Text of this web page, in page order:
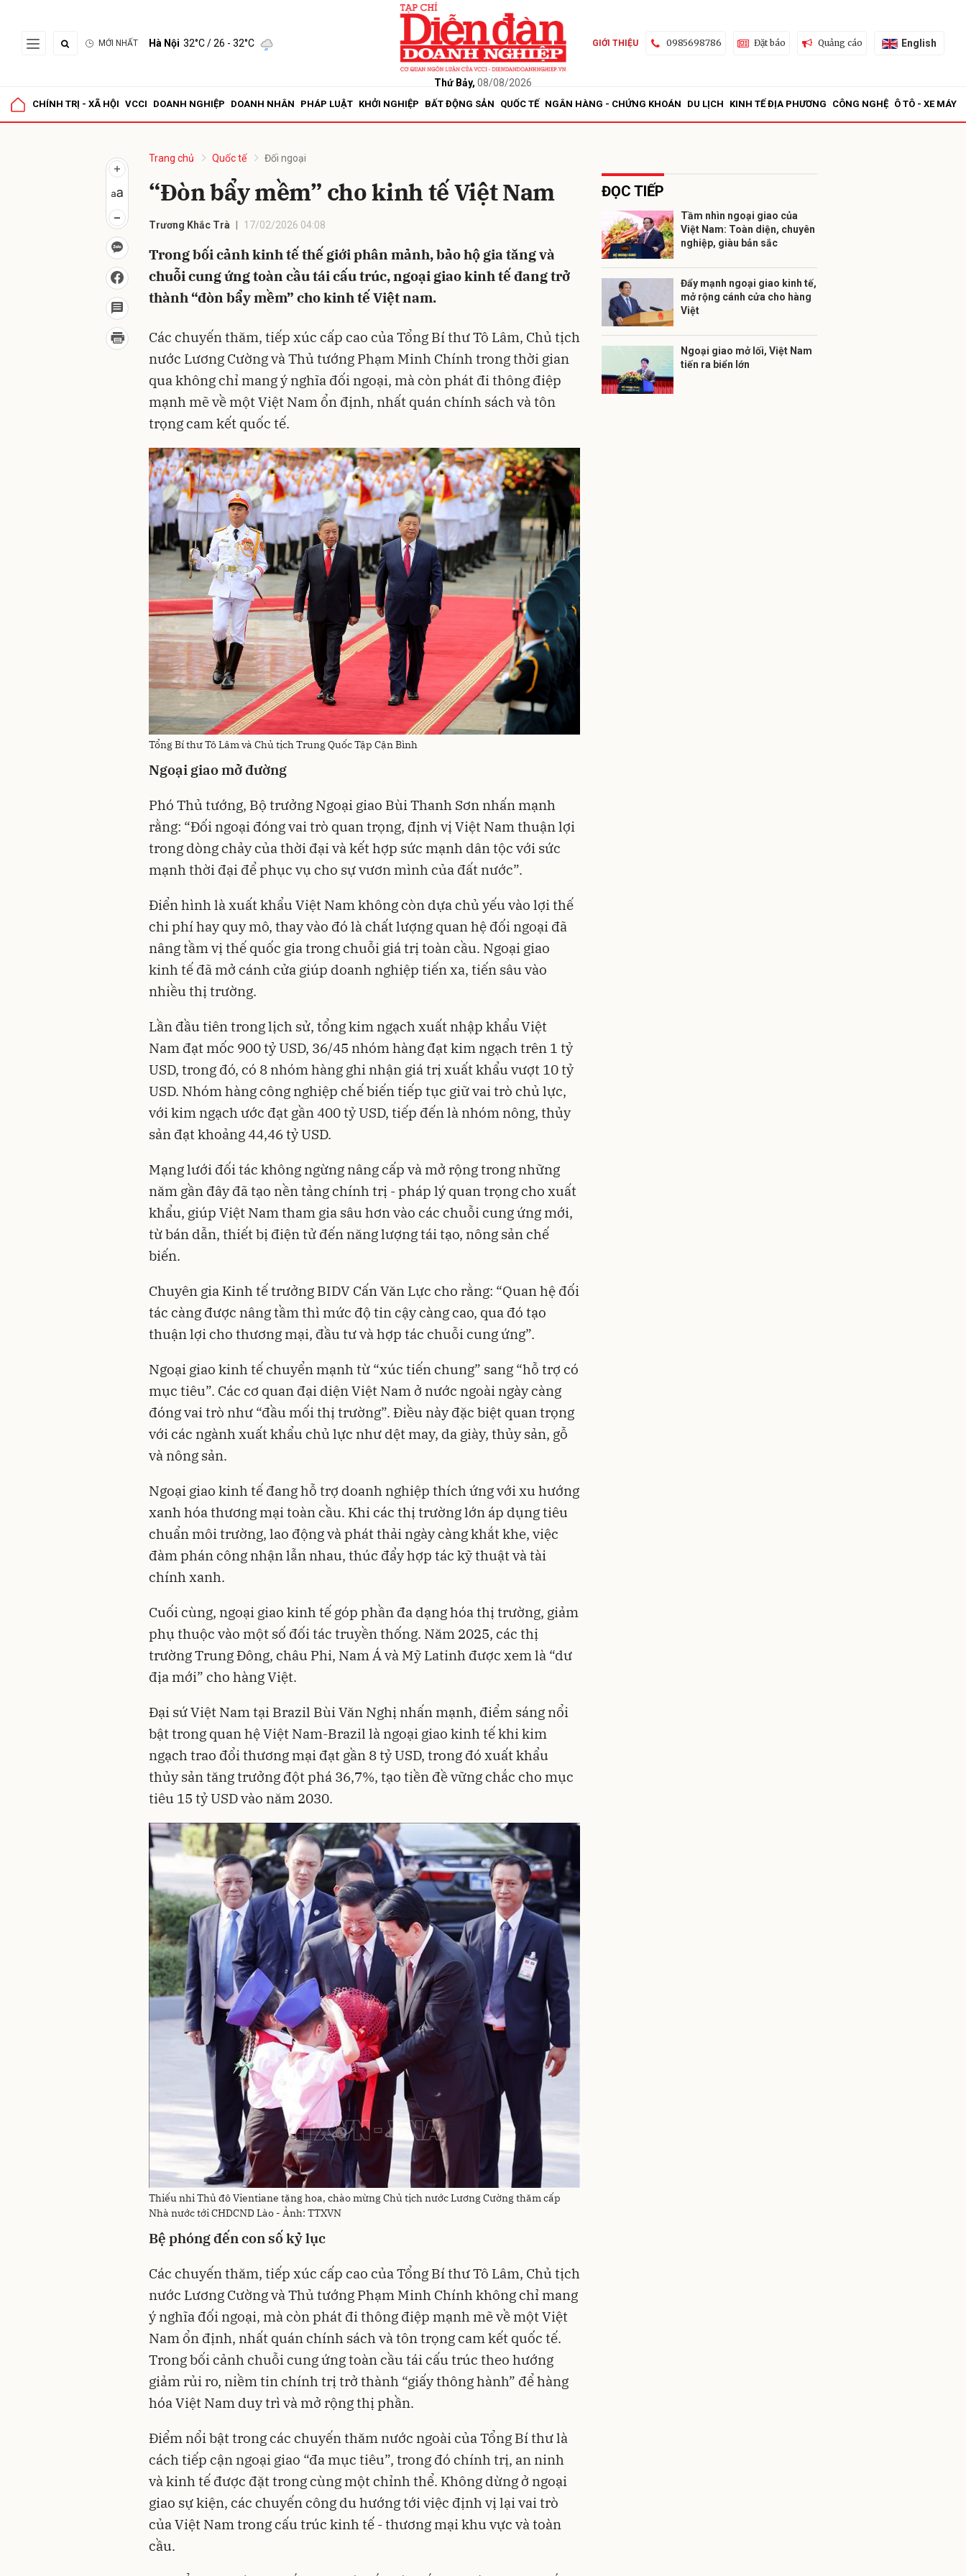
MỚI NHẤT Hà Nội 32°C/ 26 - 32°C
Thứ Bảy, 08/08/2026
GIỚI THIỆU 0985698786 Đặt báo Quảng cáo English
CHÍNH TRỊ - XÃ HỘI VCCI DOANH NGHIỆP DOANH NHÂN PHÁP LUẬT KHỞI NGHIỆP BẤT ĐỘNG SẢN QUỐC TẾ NGÂN HÀNG - CHỨNG KHOÁN DU LỊCH KINH TẾ ĐỊA PHƯƠNG CÔNG NGHỆ Ô TÔ - XE MÁY
Trang chủ Quốc tế Đối ngoại
“Đòn bẩy mềm” cho kinh tế Việt Nam
Trương Khắc Trà 17/02/2026 04:08
Trong bối cảnh kinh tế thế giới phân mảnh, bảo hộ gia tăng và
chuỗi cung ứng toàn cầu tái cấu trúc, ngoại giao kinh tế đang trở
thành “đòn bẩy mềm” cho kinh tế Việt nam.
Các chuyến thăm, tiếp xúc cấp cao của Tổng Bí thư Tô Lâm, Chủ tịch
nước Lương Cường và Thủ tướng Phạm Minh Chính trong thời gian
qua không chỉ mang ý nghĩa đối ngoại, mà còn phát đi thông điệp
mạnh mẽ về một Việt Nam ổn định, nhất quán chính sách và tôn
trọng cam kết quốc tế.
Tổng Bí thư Tô Lâm và Chủ tịch Trung Quốc Tập Cận Bình
Ngoại giao mở đường
Phó Thủ tướng, Bộ trưởng Ngoại giao Bùi Thanh Sơn nhấn mạnh
rằng: “Đối ngoại đóng vai trò quan trọng, định vị Việt Nam thuận lợi
trong dòng chảy của thời đại và kết hợp sức mạnh dân tộc với sức
mạnh thời đại để phục vụ cho sự vươn mình của đất nước”.
Điển hình là xuất khẩu Việt Nam không còn dựa chủ yếu vào lợi thế
chi phí hay quy mô, thay vào đó là chất lượng quan hệ đối ngoại đã
nâng tầm vị thế quốc gia trong chuỗi giá trị toàn cầu. Ngoại giao
kinh tế đã mở cánh cửa giúp doanh nghiệp tiến xa, tiến sâu vào
nhiều thị trường.
Lần đầu tiên trong lịch sử, tổng kim ngạch xuất nhập khẩu Việt
Nam đạt mốc 900 tỷ USD, 36/45 nhóm hàng đạt kim ngạch trên 1 tỷ
USD, trong đó, có 8 nhóm hàng ghi nhận giá trị xuất khẩu vượt 10 tỷ
USD. Nhóm hàng công nghiệp chế biến tiếp tục giữ vai trò chủ lực,
với kim ngạch ước đạt gần 400 tỷ USD, tiếp đến là nhóm nông, thủy
sản đạt khoảng 44,46 tỷ USD.
Mạng lưới đối tác không ngừng nâng cấp và mở rộng trong những
năm gần đây đã tạo nền tảng chính trị - pháp lý quan trọng cho xuất
khẩu, giúp Việt Nam tham gia sâu hơn vào các chuỗi cung ứng mới,
từ bán dẫn, thiết bị điện tử đến năng lượng tái tạo, nông sản chế
biến.
Chuyên gia Kinh tế trưởng BIDV Cấn Văn Lực cho rằng: “Quan hệ đối
tác càng được nâng tầm thì mức độ tin cậy càng cao, qua đó tạo
thuận lợi cho thương mại, đầu tư và hợp tác chuỗi cung ứng”.
Ngoại giao kinh tế chuyển mạnh từ “xúc tiến chung” sang “hỗ trợ có
mục tiêu”. Các cơ quan đại diện Việt Nam ở nước ngoài ngày càng
đóng vai trò như “đầu mối thị trường”. Điều này đặc biệt quan trọng
với các ngành xuất khẩu chủ lực như dệt may, da giày, thủy sản, gỗ
và nông sản.
Ngoại giao kinh tế đang hỗ trợ doanh nghiệp thích ứng với xu hướng
xanh hóa thương mại toàn cầu. Khi các thị trường lớn áp dụng tiêu
chuẩn môi trường, lao động và phát thải ngày càng khắt khe, việc
đàm phán công nhận lẫn nhau, thúc đẩy hợp tác kỹ thuật và tài
chính xanh.
Cuối cùng, ngoại giao kinh tế góp phần đa dạng hóa thị trường, giảm
phụ thuộc vào một số đối tác truyền thống. Năm 2025, các thị
trường Trung Đông, châu Phi, Nam Á và Mỹ Latinh được xem là “dư
địa mới” cho hàng Việt.
Đại sứ Việt Nam tại Brazil Bùi Văn Nghị nhấn mạnh, điểm sáng nổi
bật trong quan hệ Việt Nam-Brazil là ngoại giao kinh tế khi kim
ngạch trao đổi thương mại đạt gần 8 tỷ USD, trong đó xuất khẩu
thủy sản tăng trưởng đột phá 36,7%, tạo tiền đề vững chắc cho mục
tiêu 15 tỷ USD vào năm 2030.
Thiếu nhi Thủ đô Vientiane tặng hoa, chào mừng Chủ tịch nước Lương Cường thăm cấp
Nhà nước tới CHDCND Lào - Ảnh: TTXVN
Bệ phóng đến con số kỷ lục
Các chuyến thăm, tiếp xúc cấp cao của Tổng Bí thư Tô Lâm, Chủ tịch
nước Lương Cường và Thủ tướng Phạm Minh Chính không chỉ mang
ý nghĩa đối ngoại, mà còn phát đi thông điệp mạnh mẽ về một Việt
Nam ổn định, nhất quán chính sách và tôn trọng cam kết quốc tế.
Trong bối cảnh chuỗi cung ứng toàn cầu tái cấu trúc theo hướng
giảm rủi ro, niềm tin chính trị trở thành “giấy thông hành” để hàng
hóa Việt Nam duy trì và mở rộng thị phần.
Điểm nổi bật trong các chuyến thăm nước ngoài của Tổng Bí thư là
cách tiếp cận ngoại giao “đa mục tiêu”, trong đó chính trị, an ninh
và kinh tế được đặt trong cùng một chỉnh thể. Không dừng ở ngoại
giao sự kiện, các chuyến công du hướng tới việc định vị lại vai trò
của Việt Nam trong cấu trúc kinh tế - thương mại khu vực và toàn
cầu.
ĐỌC TIẾP
Tầm nhìn ngoại giao của
Việt Nam: Toàn diện, chuyên
nghiệp, giàu bản sắc
Đẩy mạnh ngoại giao kinh tế,
mở rộng cánh cửa cho hàng
Việt
Ngoại giao mở lối, Việt Nam
tiến ra biển lớn
Gửi